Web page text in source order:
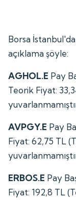
Borsa
açıklama şöyle:
AGHOL.E Pay
Teorik Fiyat:
AVPGY.E Pay
Fiyat: 62,75 TL
ERBOS.E Pay
Fiyat: 192,8 TL